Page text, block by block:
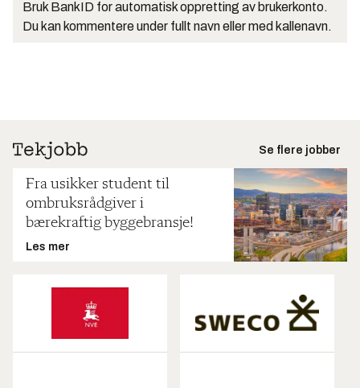
Bruk BankID for automatisk oppretting av brukerkonto.
Du kan kommentere under fullt navn eller med kallenavn.
Se flere jobber
Fra usikker student til
ombruksrådgiver i
bærekraftig byggebransje!
Les mer